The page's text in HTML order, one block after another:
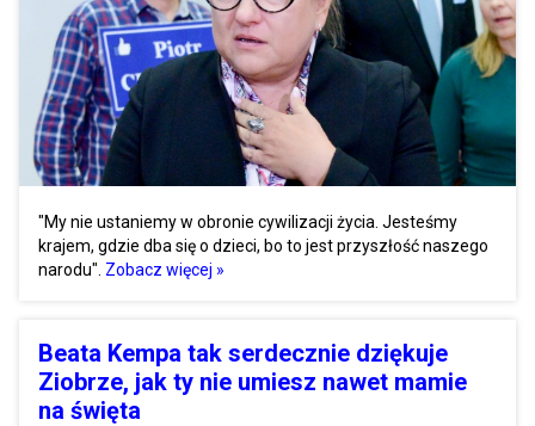
"My nie ustaniemy w obronie cywilizacji życia. Jesteśmy
krajem, gdzie dba się o dzieci, bo to jest przyszłość naszego
narodu". Zobacz więcej »
Beata Kempa tak serdecznie dziękuje
Ziobrze, jak ty nie umiesz nawet mamie
na święta